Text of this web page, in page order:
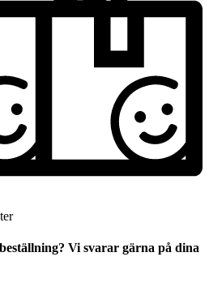
Vi svarar gärna på dina